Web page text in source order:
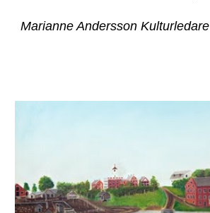
Marianne Andersson Kulturledare